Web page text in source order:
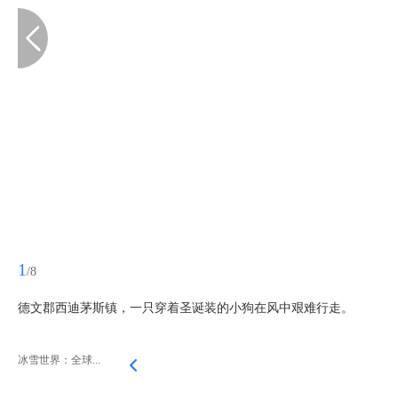
1 /8
德文郡西迪茅斯镇，一只穿着圣诞装的小狗在风中艰难行走。
冰雪世界：全球...